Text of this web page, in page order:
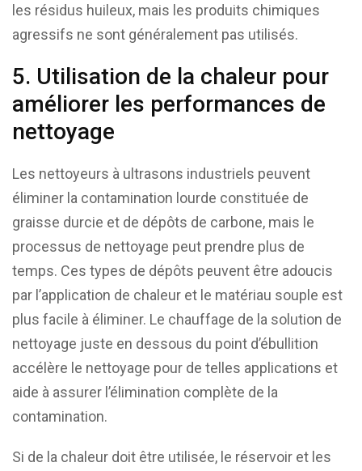
les résidus huileux, mais les produits chimiques
agressifs ne sont généralement pas utilisés.
5. Utilisation de la chaleur pour
améliorer les performances de
nettoyage
Les nettoyeurs à ultrasons industriels peuvent
éliminer la contamination lourde constituée de
graisse durcie et de dépôts de carbone, mais le
processus de nettoyage peut prendre plus de
temps. Ces types de dépôts peuvent être adoucis
par l’application de chaleur et le matériau souple est
plus facile à éliminer. Le chauffage de la solution de
nettoyage juste en dessous du point d’ébullition
accélère le nettoyage pour de telles applications et
aide à assurer l’élimination complète de la
contamination.
Si de la chaleur doit être utilisée, le réservoir et les